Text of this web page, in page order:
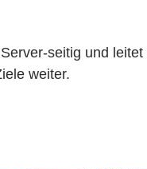
seitig und leitet
weiter.